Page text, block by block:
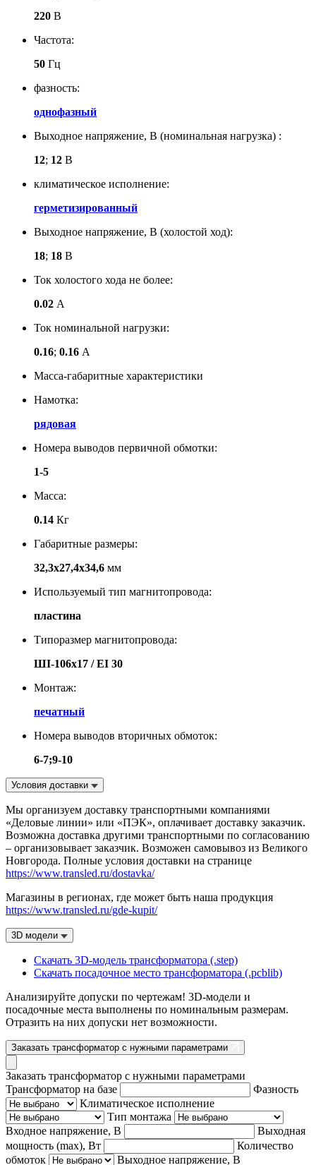
220 В
Частота:
50 Гц
фазность:
однофазный
Выходное напряжение, В (номинальная нагрузка) :
12; 12 В
климатическое исполнение:
герметизированный
Выходное напряжение, В (холостой ход):
18; 18 В
Ток холостого хода не более:
0.02 А
Ток номинальной нагрузки:
0.16; 0.16 А
Масса-габаритные характеристики
Намотка:
рядовая
Номера выводов первичной обмотки:
1-5
Масса:
0.14 Кг
Габаритные размеры:
32,3х27,4х34,6 мм
Используемый тип магнитопровода:
пластина
Типоразмер магнитопровода:
ШI-106х17 / EI 30
Монтаж:
печатный
Номера выводов вторичных обмоток:
6-7;9-10
Условия доставки
Мы организуем доставку транспортными компаниями
«Деловые линии» или «ПЭК», оплачивает доставку заказчик.
Возможна доставка другими транспортными по согласованию
– организовывает заказчик. Возможен самовывоз из Великого
Новгорода. Полные условия доставки на странице
https://www.transled.ru/dostavka/
Магазины в регионах, где может быть наша продукция
https://www.transled.ru/gde-kupit/
3D модели
Скачать 3D-модель трансформатора (.step)
Скачать посадочное место трансформатора (.pcblib)
Анализируйте допуски по чертежам! 3D-модели и
посадочные места выполнены по номинальным размерам.
Отразить на них допуски нет возможности.
Заказать трансформатор с нужными параметрами
Заказать трансформатор с нужными параметрами
Трансформатор на базе
Фазность
Климатическое исполнение
Тип монтажа
Входное напряжение, В
Выходная
мощность (max), Вт
Количество
обмоток
Выходное напряжение, В